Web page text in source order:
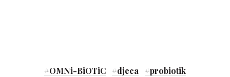
#OMNi-BiOTiC #djeca #probiotik